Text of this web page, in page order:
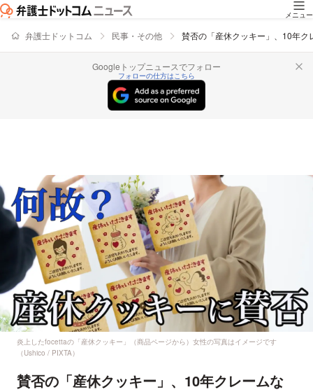
メニュー
弁護士ドットコム 民事・その他 賛否の「産休クッキー」、10年
Googleトップニュースでフォロー
フォローの仕方はこちら
炎上したfocettaの「産休クッキー」（商品ページから）女性の写真はイメージです
（Ushico / PIXTA）
賛否の「産休クッキー」、10年クレームな